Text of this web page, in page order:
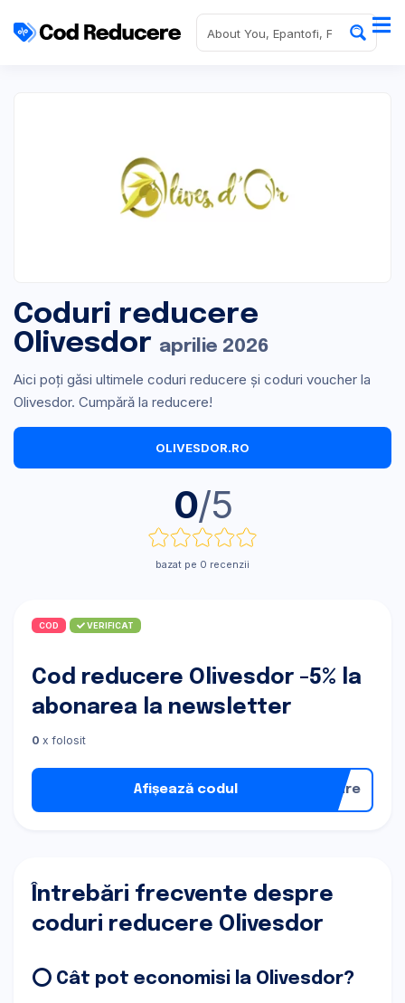
Coduri reducere
Olivesdor aprilie 2026
Aici poți găsi ultimele coduri reducere și coduri voucher la
Olivesdor. Cumpără la reducere!
OLIVESDOR.RO
0/5
bazat pe 0 recenzii
COD VERIFICAT
Cod reducere Olivesdor -5% la
abonarea la newsletter
0 x folosit
Afișează codul nare
Întrebări frecvente despre
coduri reducere Olivesdor
⭕ Cât pot economisi la Olivesdor?